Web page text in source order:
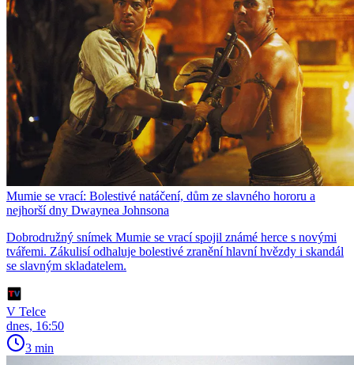
Mumie se vrací: Bolestivé natáčení, dům ze slavného hororu a
nejhorší dny Dwaynea Johnsona
Dobrodružný snímek Mumie se vrací spojil známé herce s novými
tvářemi. Zákulisí odhaluje bolestivé zranění hlavní hvězdy i skandál
se slavným skladatelem.
V Telce
dnes, 16:50
3 min